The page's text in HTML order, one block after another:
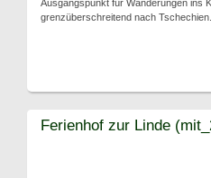
Ausgangspunkt für Wanderungen ins
grenzüberschreitend nach Tschechien.
Ferienhof zur Linde